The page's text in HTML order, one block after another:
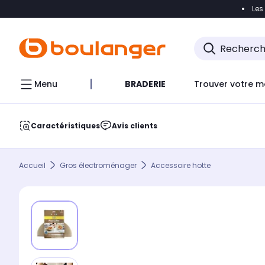
Accéder
Menu BRADERIE Trouver votre
Caractéristiques Avis clients
Accueil Gros électroménager Accessoire hotte